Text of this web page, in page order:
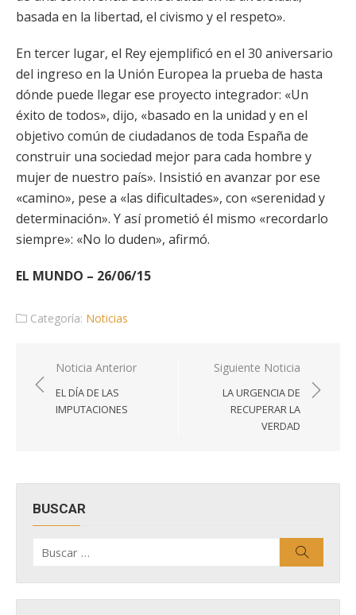
basada en la libertad, el civismo y el respeto».
En tercer lugar, el Rey ejemplificó en el 30 aniversario
del ingreso en la Unión Europea la prueba de hasta
dónde puede llegar ese proyecto integrador: «Un
éxito de todos», dijo, «basado en la unidad y en el
objetivo común de ciudadanos de toda España de
construir una sociedad mejor para cada hombre y
mujer de nuestro país». Insistió en avanzar por ese
«camino», pese a «las dificultades», con «serenidad y
determinación». Y así prometió él mismo «recordarlo
siempre»: «No lo duden», afirmó.
EL MUNDO – 26/06/15
Categoría: Noticias
Navegación
de
entradas
Noticia Anterior
EL DÍA DE LAS
IMPUTACIONES
Siguiente Noticia
LA URGENCIA DE
RECUPERAR LA
VERDAD
BUSCAR
por: